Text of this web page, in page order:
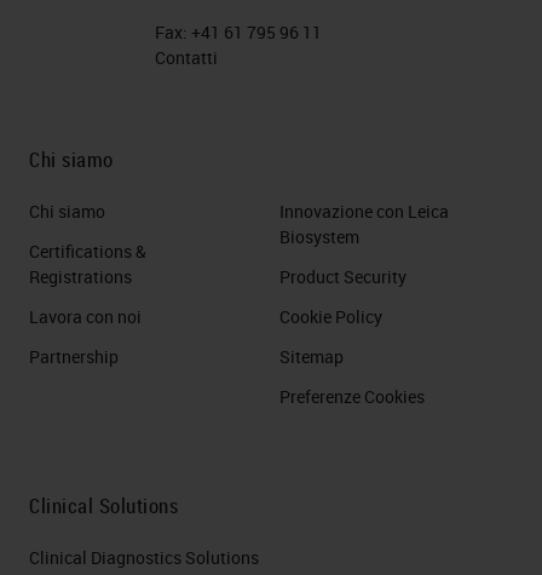
Fax: +41 61 795 96 11
Contatti
Chi siamo
Chi siamo
Certifications &
Registrations
Lavora con noi
Partnership
Innovazione con Leica
Biosystem
Product Security
Cookie Policy
Sitemap
Preferenze Cookies
Clinical Solutions
Clinical Diagnostics Solutions